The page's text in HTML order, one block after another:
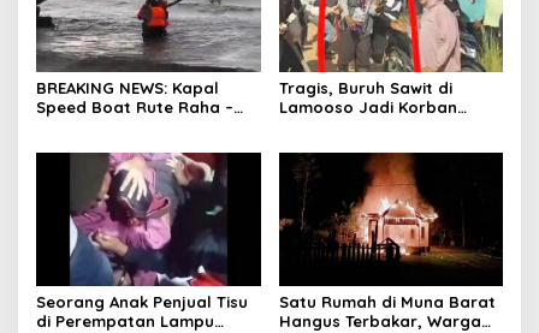
BREAKING NEWS: Kapal
Speed Boat Rute Raha –
Tragis, Buruh Sawit di
Lamooso Jadi Korban
Seorang Anak Penjual Tisu
di Perempatan Lampu
Satu Rumah di Muna Barat
Hangus Terbakar, Warga